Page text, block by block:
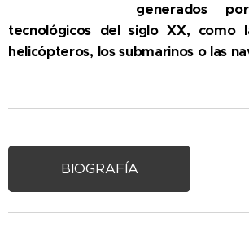
generados
tecnológicos del siglo XX, como
helicópteros, los submarinos o las
BIOGRAFÍA